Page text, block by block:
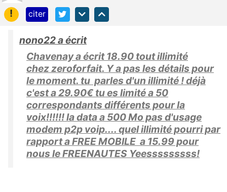
!
citer
nono22 a écrit
Chavenay a écrit 18.90 tout illimité
chez zeroforfait. Y a pas les détails pour
le moment. tu parles d'un illimité ! déjà
c'est a 29.90€ tu es limité a 50
correspondants différents pour la
voix!!!!!! la data a 500 Mo pas d'usage
modem p2p voip.... quel illimité pourri par
rapport a FREE MOBILE a 15.99 pour
nous le FREENAUTES Yeesssssssss!